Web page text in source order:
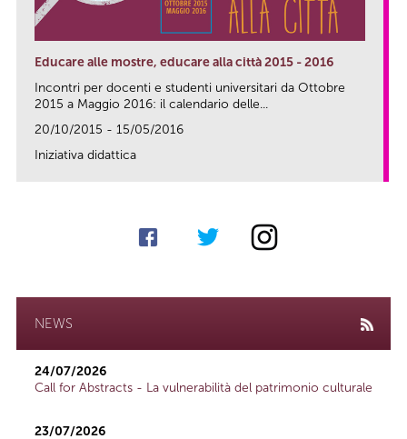
Educare alle mostre, educare alla città 2015 - 2016
Incontri per docenti e studenti universitari da Ottobre
2015 a Maggio 2016: il calendario delle...
20/10/2015 - 15/05/2016
Iniziativa didattica
NEWS
24/07/2026
Call for Abstracts - La vulnerabilità del patrimonio culturale
23/07/2026